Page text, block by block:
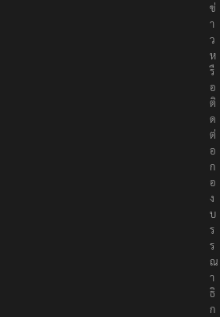
ข่
า
ว
ห
รื
อ
ติ
ด
ต่
อ
ก
อ
ง
บ
ร
ร
ณ
า
ธิ
ก